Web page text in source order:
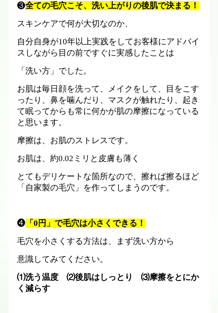
❸全ての毛穴こそ、洗い上がりの後肌で決まる！
スキンケアで何が大切なのか、
自分自身が10年以上実践をしてお客様にアドバイ
スしながら目の前ですぐに実感したことは
「洗い方」でした。
お肌は毎日顔を洗って、メイクをして、目をこす
ったり、鼻を噛んだり、マスクが触れたり、起き
て眠ってからも常に何かが肌の摩擦になっている
と思います。
摩擦は、お肌のストレスです。
お肌は、約0.02 ミリと皮膚も薄く
とてもデリケートな箇所なので、擦れば擦るほど
「自家製の毛穴」を作ってしまうのです。
❹ 「 0 円」で毛穴は小さくできる！
毛穴を小さくする方法は、まず洗い方から
意識してみてください。
⑴洗う温度 ⑵後肌はしっとり ⑶摩擦をとにか
く減らす